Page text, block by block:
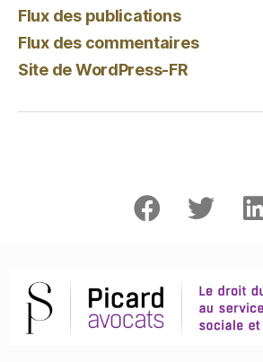
Flux des publications
Flux des commentaires
Site de WordPress-FR